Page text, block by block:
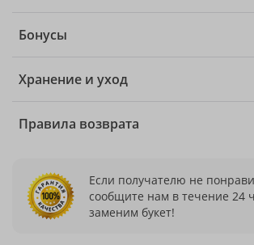
Бонусы
Хранение и уход
Правила возврата
Если получателю не
сообщите нам в течение 24
заменим букет!